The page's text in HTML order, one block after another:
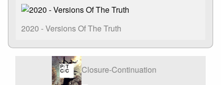
2020 - Versions Of The Truth
Closure-Continuation